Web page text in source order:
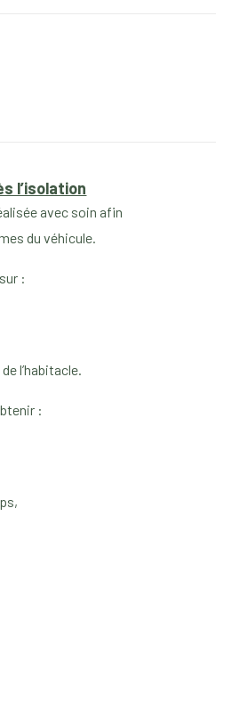
l’isolation
avec soin afin
du véhicule.
:
l’habitacle.
: